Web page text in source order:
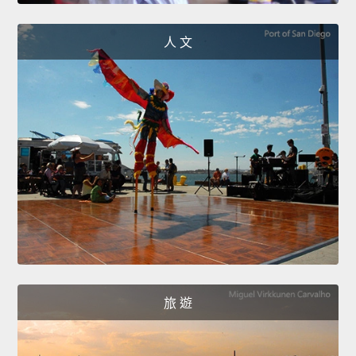
人 文
旅 遊